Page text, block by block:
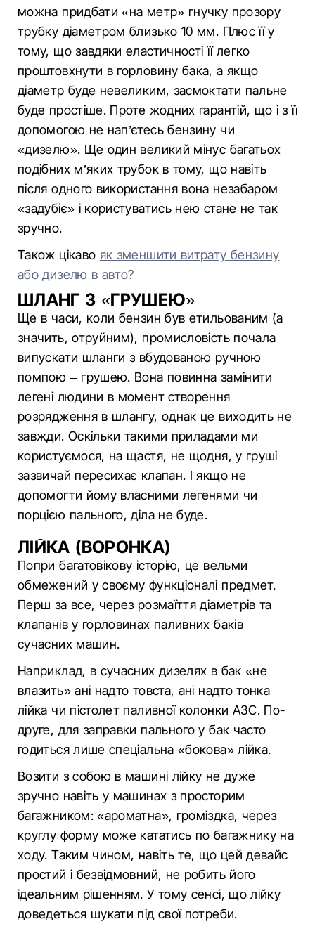
можна придбати «на метр» гнучку прозору
трубку діаметром близько 10 мм. Плюс її у
тому, що завдяки еластичності її легко
проштовхнути в горловину бака, а якщо
діаметр буде невеликим, засмоктати пальне
буде простіше. Проте жодних гарантій, що і з її
допомогою не нап’єтесь бензину чи
«дизелю». Ще один великий мінус багатьох
подібних м’яких трубок в тому, що навіть
після одного використання вона незабаром
«задубіє» і користуватись нею стане не так
зручно.
Також цікаво як зменшити витрату бензину
або дизелю в авто?
ШЛАНГ З «ГРУШЕЮ»
Ще в часи, коли бензин був етильованим (а
значить, отруйним), промисловість почала
випускати шланги з вбудованою ручною
помпою – грушею. Вона повинна замінити
легені людини в момент створення
розрядження в шлангу, однак це виходить не
завжди. Оскільки такими приладами ми
користуємося, на щастя, не щодня, у груші
зазвичай пересихає клапан. І якщо не
допомогти йому власними легенями чи
порцією пального, діла не буде.
ЛІЙКА (ВОРОНКА)
Попри багатовікову історію, це вельми
обмежений у своєму функціоналі предмет.
Перш за все, через розмаїття діаметрів та
клапанів у горловинах паливних баків
сучасних машин.
Наприклад, в сучасних дизелях в бак «не
влазить» ані надто товста, ані надто тонка
лійка чи пістолет паливної колонки АЗС. По-
друге, для заправки пального у бак часто
годиться лише спеціальна «бокова» лійка.
Возити з собою в машині лійку не дуже
зручно навіть у машинах з просторим
багажником: «ароматна», громіздка, через
круглу форму може кататись по багажнику на
ходу. Таким чином, навіть те, що цей девайс
простий і безвідмовний, не робить його
ідеальним рішенням. У тому сенсі, що лійку
доведеться шукати під свої потреби.